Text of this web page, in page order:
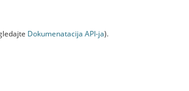
Dokumenаtаcijа API-jа).